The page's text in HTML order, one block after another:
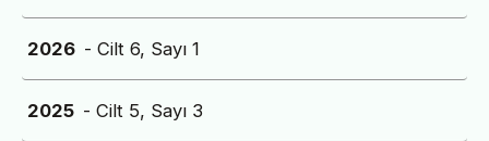
2026 - Cilt 6, Sayı 1
2025 - Cilt 5, Sayı 3